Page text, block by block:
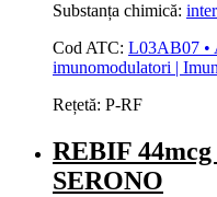
Substanța chimică:
Cod ATC: L03AB07 •
imunomodulatori |
Rețetă: P-RF
REBIF
SERONO